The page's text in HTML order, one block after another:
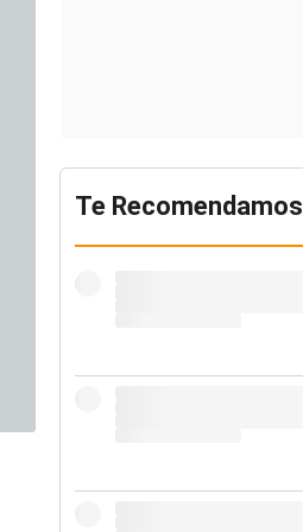
Te Recomendamos